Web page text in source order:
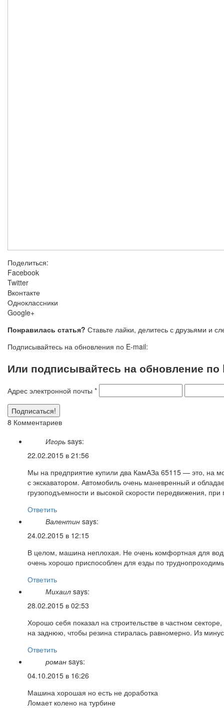
Поделиться:
Facebook
Twitter
Вконтакте
Одноклассники
Google+
Понравилась статья? Ставьте лайки, делитесь с друзьями и
Подписывайтесь на обновления по E-mail:
Или подписывайтесь на обновление по
Адрес электронной почты *
8 Комментариев
Игорь says:
22.02.2015 в 21:56
Мы на предприятие купили два КамАЗа 65115 — это, на
с экскаватором. Автомобиль очень маневренный и
грузоподъемности и высокой скорости передвижения, при
Ответить
Валентин says:
24.02.2015 в 12:15
В целом, машина неплохая. Не очень комфортная для
очень хорошо приспособлен для езды по
Ответить
Михаил says:
28.02.2015 в 02:53
Хорошо себя показал на строительстве в частном
на заднюю, чтобы резина стиралась равномерно. Из
Ответить
роман says:
04.10.2015 в 16:26
Машина хорошая но есть не доработка
Ломает колено на турбине